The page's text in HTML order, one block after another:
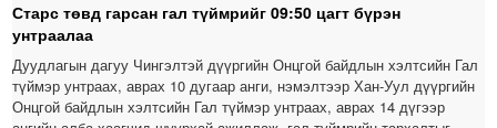
Старс төвд гарсан гал түймрийг 09:50 цагт бүрэн
унтраалаа
Дуудлагын дагуу Чингэлтэй дүүргийн Онцгой байдлын хэлтсийн Гал
түймэр унтраах, аврах 10 дугаар анги, нэмэлтээр Хан-Уул дүүргийн
Онцгой байдлын хэлтсийн Гал түймэр унтраах, аврах 14 дүгээр